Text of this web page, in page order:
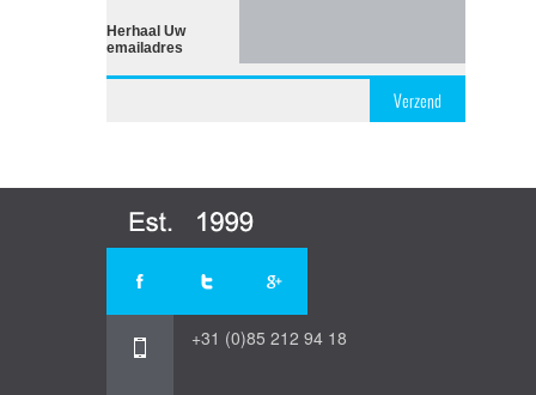
Herhaal Uw
emailadres
Verzend
+31 (0)85 212 94 18